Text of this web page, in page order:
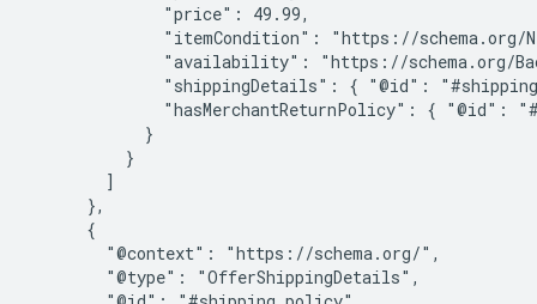
              "price": 49.99,
"itemCondition": "https://schema.org/
"availability": "https://schema.org/
"shippingDetails": { "@id":
"hasMerchantReturnPolicy": { "@id":
            }
          }
        ]
      },
      {
        "@context": "https://schema.org/",
        "@type": "OfferShippingDetails",